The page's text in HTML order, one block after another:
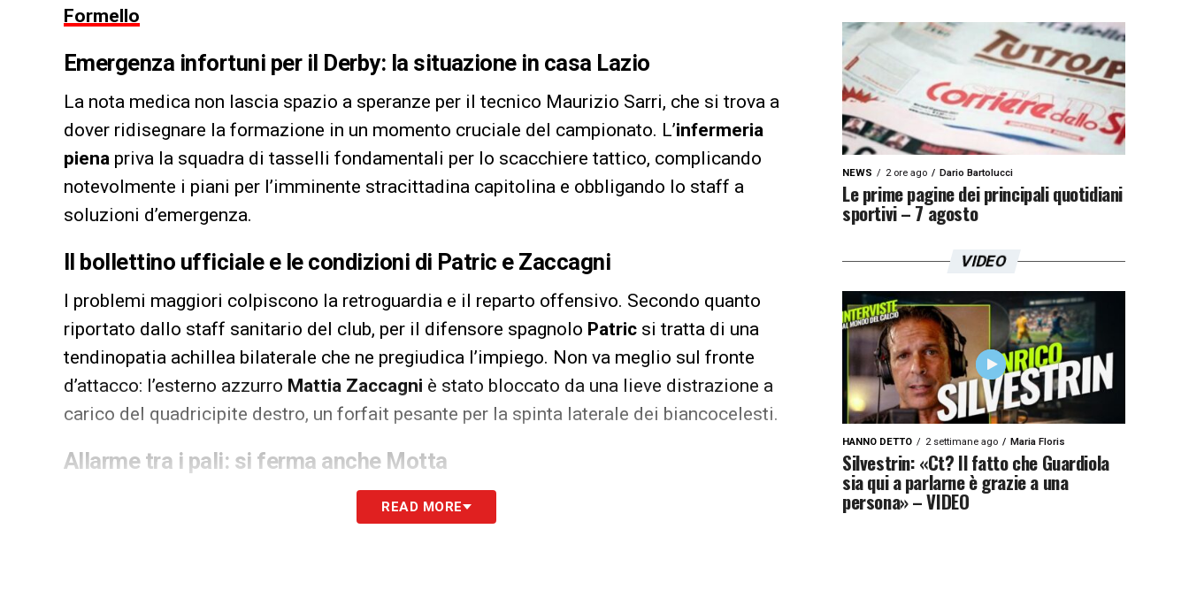
Formello
Emergenza infortuni per il Derby: la situazione in casa Lazio
La nota medica non lascia spazio a speranze per il tecnico Maurizio Sarri, che si trova a
dover ridisegnare la formazione in un momento cruciale del campionato. L’infermeria
piena priva la squadra di tasselli fondamentali per lo scacchiere tattico, complicando
notevolmente i piani per l’imminente stracittadina capitolina e obbligando lo staff a
soluzioni d’emergenza.
Il bollettino ufficiale e le condizioni di Patric e Zaccagni
I problemi maggiori colpiscono la retroguardia e il reparto offensivo. Secondo quanto
riportato dallo staff sanitario del club, per il difensore spagnolo Patric si tratta di una
tendinopatia achillea bilaterale che ne pregiudica l’impiego. Non va meglio sul fronte
d’attacco: l’esterno azzurro Mattia Zaccagni è stato bloccato da una lieve distrazione a
carico del quadricipite destro, un forfait pesante per la spinta laterale dei biancocelesti.
Allarme tra i pali: si ferma anche Motta
Le brutte sorprese per i tifosi non finiscono qui, poiché si registra una seria
complicazione anche nel reparto portieri. Il giovane estremo difensore
READ MORE
NEWS 2 ore ago Dario Bartolucci
Le prime pagine dei principali quotidiani
sportivi – 7 agosto
VIDEO
HANNO DETTO 2 settimane ago Maria Floris
Silvestrin: «Ct? Il fatto che Guardiola
sia qui a parlarne è grazie a una
persona» – VIDEO